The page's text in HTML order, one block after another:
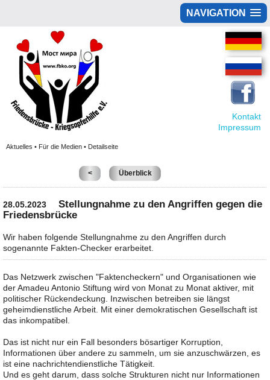
NAVIGATION
Kontakt
Impressum
Aktuelles • Für die Medien • Detailseite
< Überblick
28.05.2023
Stellungnahme zu den Angriffen gegen die
Friedensbrücke
Wir haben folgende Stellungnahme zu den Angriffen durch
sogenannte Fakten-Checker erarbeitet.
Das Netzwerk zwischen "Faktencheckern" und Organisationen wie
der Amadeu Antonio Stiftung wird von Monat zu Monat aktiver, mit
politischer Rückendeckung. Inzwischen betreiben sie längst
geheimdienstliche Arbeit. Mit einer demokratischen Gesellschaft ist
das inkompatibel.
Das ist nicht nur ein Fall besonders bösartiger Korruption,
Informationen über andere zu sammeln, um sie anzuschwärzen, es
ist eine nachrichtendienstliche Tätigkeit.
Und es geht darum, dass solche Strukturen nicht nur Informationen